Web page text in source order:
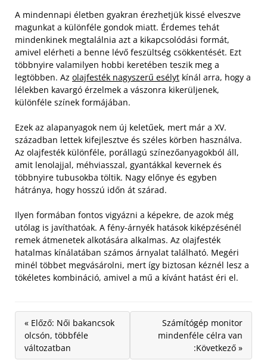
A mindennapi életben gyakran érezhetjük kissé elveszve
magunkat a különféle gondok miatt. Érdemes tehát
mindenkinek megtalálnia azt a kikapcsolódási formát,
amivel elérheti a benne lévő feszültség csökkentését. Ezt
többnyire valamilyen hobbi keretében teszik meg a
legtöbben. Az olajfesték nagyszerű esélyt kínál arra, hogy a
lélekben kavargó érzelmek a vászonra kikerüljenek,
különféle színek formájában.
Ezek az alapanyagok nem új keletűek, mert már a XV.
században lettek kifejlesztve és széles körben használva.
Az olajfesték különféle, porállagú színezőanyagokból áll,
amit lenolajjal, méhviasszal, gyantákkal kevernek és
többnyire tubusokba töltik. Nagy előnye és egyben
hátránya, hogy hosszú időn át szárad.
Ilyen formában fontos vigyázni a képekre, de azok még
utólag is javíthatóak. A fény-árnyék hatások kiképzésénél
remek átmenetek alkotására alkalmas. Az olajfesték
hatalmas kínálatában számos árnyalat található. Megéri
minél többet megvásárolni, mert így biztosan kéznél lesz a
tökéletes kombináció, amivel a mű a kívánt hatást éri el.
« Előző: Női bakancsok
olcsón, többféle
változatban
Számítógép monitor
mindenféle célra van
:Következő »